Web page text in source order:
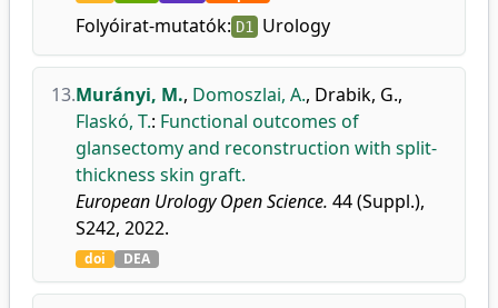
Folyóirat-mutatók: D1 Urology
13.Murányi, M., Domoszlai, A., Drabik, G.,
Flaskó, T.: Functional outcomes of
glansectomy and reconstruction with split-
thickness skin graft.
European Urology Open Science. 44 (Suppl.),
S242, 2022.
doi DEA